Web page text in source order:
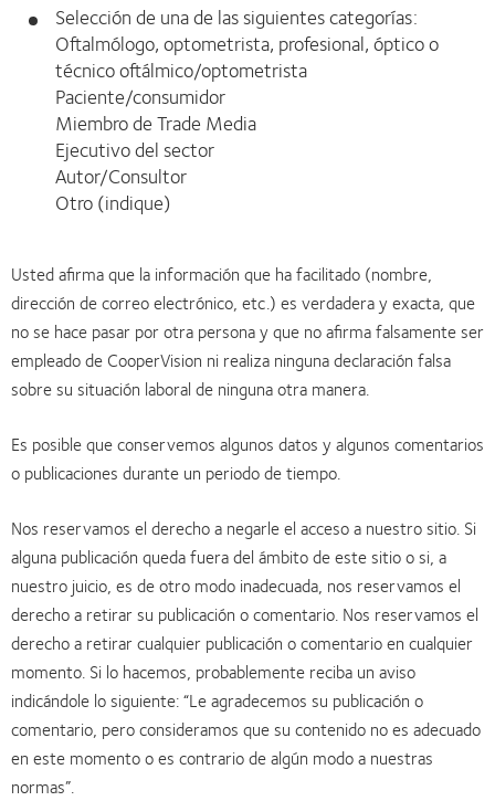
Selección de una de las siguientes categorías:
Oftalmólogo, optometrista, profesional, óptico o
técnico oftálmico/optometrista
Paciente/consumidor
Miembro de Trade Media
Ejecutivo del sector
Autor/Consultor
Otro (indique)
Usted afirma que la información que ha facilitado (nombre,
dirección de correo electrónico, etc.) es verdadera y exacta, que
no se hace pasar por otra persona y que no afirma falsamente ser
empleado de CooperVision ni realiza ninguna declaración falsa
sobre su situación laboral de ninguna otra manera.
Es posible que conservemos algunos datos y algunos comentarios
o publicaciones durante un periodo de tiempo.
Nos reservamos el derecho a negarle el acceso a nuestro sitio. Si
alguna publicación queda fuera del ámbito de este sitio o si, a
nuestro juicio, es de otro modo inadecuada, nos reservamos el
derecho a retirar su publicación o comentario. Nos reservamos el
derecho a retirar cualquier publicación o comentario en cualquier
momento. Si lo hacemos, probablemente reciba un aviso
indicándole lo siguiente: “Le agradecemos su publicación o
comentario, pero consideramos que su contenido no es adecuado
en este momento o es contrario de algún modo a nuestras
normas”.